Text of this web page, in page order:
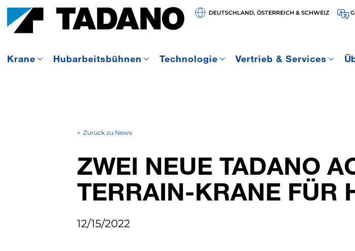
DEUTSCHLAND, ÖSTERREICH & SCHWEIZ
Krane Hubarbeitsbühnen Technologie Vertrieb & Services
Zurück zu News
ZWEI NEUE TADANO
TERRAIN-KRANE FÜR
12/15/2022